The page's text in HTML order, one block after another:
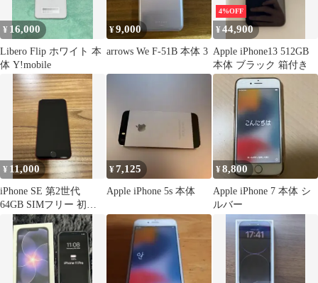
¥ 16,000
Libero Flip ホワイト 本
体 Y!mobile
¥9,000
arrows We F-51B 本体 3
4%OFF
¥44,900
Apple iPhone13 512GB
本体 ブラック 箱付き
¥ 11,000
iPhone SE 第2世代
64GB SIMフリー 初期
化済み 動作良好
¥7,125
Apple iPhone 5s 本体
¥8,800
Apple iPhone 7 本体 シ
ルバー